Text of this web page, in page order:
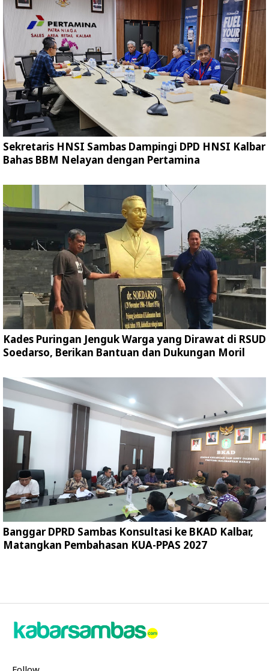
Sekretaris HNSI Sambas Dampingi DPD HNSI Kalbar
Bahas BBM Nelayan dengan Pertamina
Kades Puringan Jenguk Warga yang Dirawat di RSUD
Soedarso, Berikan Bantuan dan Dukungan Moril
Banggar DPRD Sambas Konsultasi ke BKAD Kalbar,
Matangkan Pembahasan KUA-PPAS 2027